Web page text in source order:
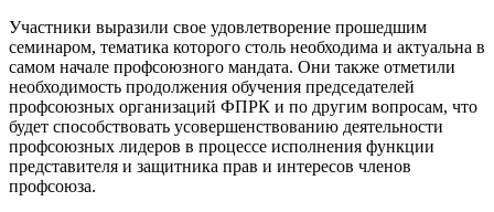
Участники выразили свое удовлетворение прошедшим
семина­ром, тематика которого столь необ­ходима и актуальна в
самом начале профсоюзного мандата. Они также отметили
необходимость продолже­ния обучения председателей
профсоюзных организаций ФПРК и по другим вопросам, что
будет способ­ствовать усовершенствованию де­ятельности
профсоюзных лидеров в процессе исполнения функции
представителя и защитника прав и интересов членов
профсоюза.